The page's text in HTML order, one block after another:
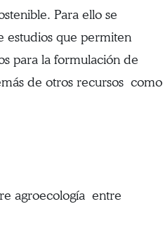
Para ello se
estudios que permiten
para la formulación de
de otros recursos como
agroecología entre